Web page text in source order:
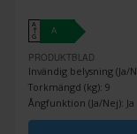
A
↑
G
A
PRODUKTBLAD
Invändig belysning (Ja/
Torkmängd (kg): 9
Ångfunktion (Ja/Nej): Ja